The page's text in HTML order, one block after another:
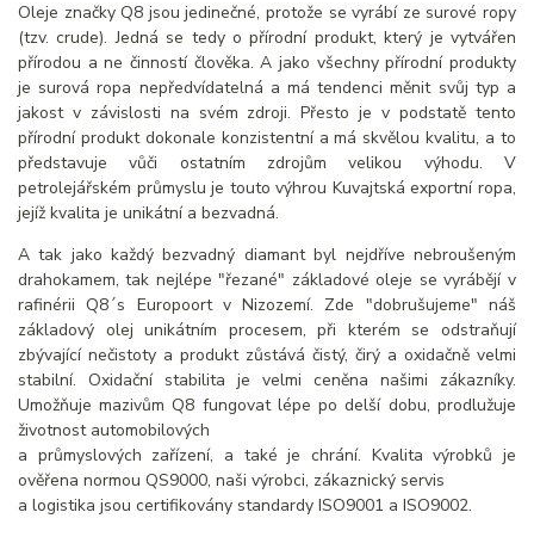
Oleje značky Q8 jsou jedinečné, protože se vyrábí ze surové ropy
(tzv. crude). Jedná se tedy o přírodní produkt, který je vytvářen
přírodou a ne činností člověka. A jako všechny přírodní produkty
je surová ropa nepředvídatelná a má tendenci měnit svůj typ a
jakost v závislosti na svém zdroji. Přesto je v podstatě tento
přírodní produkt dokonale konzistentní a má skvělou kvalitu, a to
představuje vůči ostatním zdrojům velikou výhodu. V
petrolejářském průmyslu je touto výhrou Kuvajtská exportní ropa,
jejíž kvalita je unikátní a bezvadná.
A tak jako každý bezvadný diamant byl nejdříve nebroušeným
drahokamem, tak nejlépe "řezané" základové oleje se vyrábějí v
rafinérii Q8´s Europoort v Nizozemí. Zde "dobrušujeme" náš
základový olej unikátním procesem, při kterém se odstraňují
zbývající nečistoty a produkt zůstává čistý, čirý a oxidačně velmi
stabilní. Oxidační stabilita je velmi ceněna našimi zákazníky.
Umožňuje mazivům Q8 fungovat lépe po delší dobu, prodlužuje
životnost automobilových
a průmyslových zařízení, a také je chrání. Kvalita výrobků je
ověřena normou QS9000, naši výrobci, zákaznický servis
a logistika jsou certifikovány standardy ISO9001 a ISO9002.